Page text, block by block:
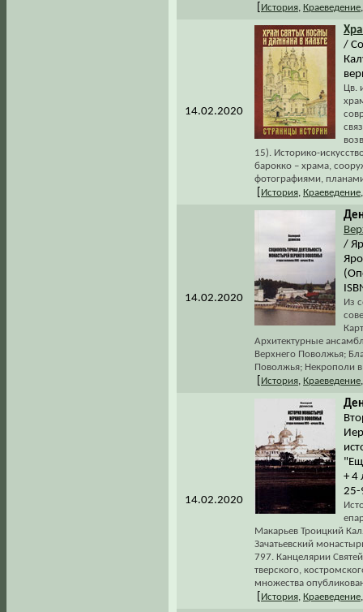
История Краеведение
14.02.2020
/
Цв.
15). Историко-
барокко – храма,
фотографиями,
История Краеведение
14.02.2020
/
Из
Архитектурные
Верхнего Поволжья;
Поволжья; Некрополи
История Краеведение
14.02.2020
+ 4
25-
Макарьев Троицкий
Зачатьевский
797. Канцелярии
тверского,
множества
История Краеведение